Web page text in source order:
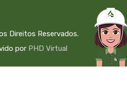
Direitos Reservados.
por PHD Virtual